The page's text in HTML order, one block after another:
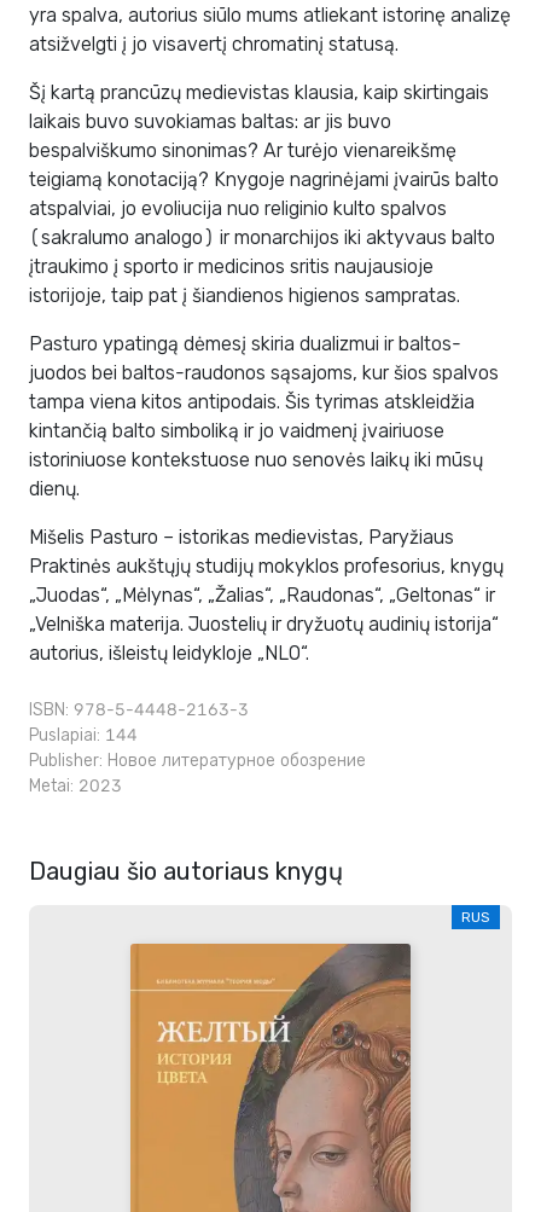
yra spalva, autorius siūlo mums atliekant istorinę analizę
atsižvelgti į jo visavertį chromatinį statusą.
Šį kartą prancūzų medievistas klausia, kaip skirtingais
laikais buvo suvokiamas baltas: ar jis buvo
bespalviškumo sinonimas? Ar turėjo vienareikšmę
teigiamą konotaciją? Knygoje nagrinėjami įvairūs balto
atspalviai, jo evoliucija nuo religinio kulto spalvos
(sakralumo analogo) ir monarchijos iki aktyvaus balto
įtraukimo į sporto ir medicinos sritis naujausioje
istorijoje, taip pat į šiandienos higienos sampratas.
Pasturo ypatingą dėmesį skiria dualizmui ir baltos-
juodos bei baltos-raudonos sąsajoms, kur šios spalvos
tampa viena kitos antipodais. Šis tyrimas atskleidžia
kintančią balto simboliką ir jo vaidmenį įvairiuose
istoriniuose kontekstuose nuo senovės laikų iki mūsų
dienų.
Mišelis Pasturo – istorikas medievistas, Paryžiaus
Praktinės aukštųjų studijų mokyklos profesorius, knygų
„Juodas“, „Mėlynas“, „Žalias“, „Raudonas“, „Geltonas“ ir
„Velniška materija. Juostelių ir dryžuotų audinių istorija“
autorius, išleistų leidykloje „NLO“.
ISBN: 978-5-4448-2163-3
Puslapiai: 144
Publisher: Новое литературное обозрение
Metai: 2023
Daugiau šio autoriaus knygų
RUS